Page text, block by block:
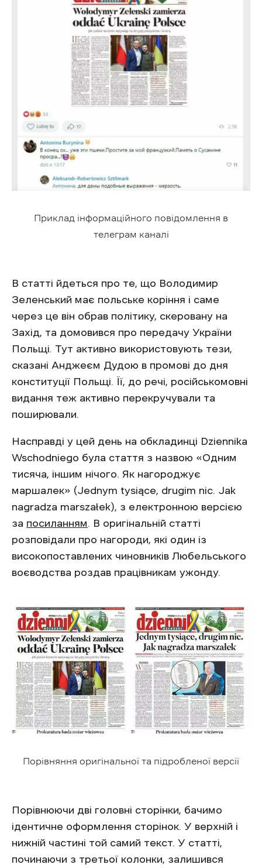
Приклад інформаційного повідомлення в
телеграм каналі
В статті йдеться про те, що Володимир
Зеленський має польське коріння і саме
через це він обрав політику, скеровану на
Захід, та домовився про передачу України
Польщі. Тут активно використовують тези,
сказані Анджеєм Дудою в промові до дня
конституції Польщі. Її, до речі, російськомовні
видання теж активно перекручували та
поширювали.
Насправді у цей день на обкладинці Dziennika
Wschodniego була стаття з назвою «Одним
тисяча, іншим нічого. Як нагороджує
маршалек» (Jednym tysiące, drugim nic. Jak
nagradza marszałek), з електронною версією
за посиланням. В оригінальній статті
розповідали про нагороди, які один із
високопоставлених чиновників Любельського
воєводства роздав працівникам ужонду.
Порівняння оригінальної та підробленої версії
Порівнюючи дві головні сторінки, бачимо
ідентичне оформлення сторінок. У верхній і
нижній частині той самий текст. У статті,
починаючи з третьої колонки, залишився